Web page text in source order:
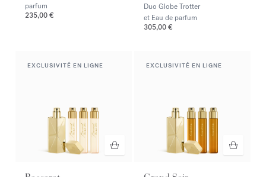
parfum
235,00 €
Duo Globe Trotter
et Eau de parfum
305,00 €
EXCLUSIVITÉ EN LIGNE EXCLUSIVITÉ EN LIGNE